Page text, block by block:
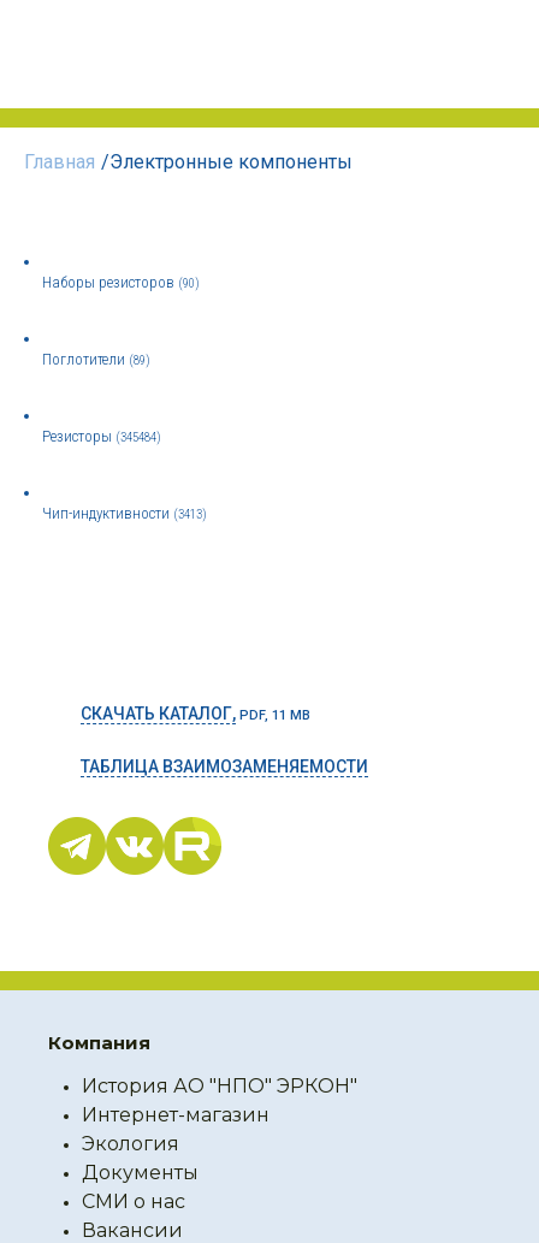
Главная /Электронные компоненты
Наборы резисторов (90)
Поглотители (89)
Резисторы (345484)
Чип-индуктивности (3413)
СКАЧАТЬ КАТАЛОГ, PDF, 11 MB
ТАБЛИЦА ВЗАИМОЗАМЕНЯЕМОСТИ
Компания
История АО "НПО" ЭРКОН"
Интернет-магазин
Экология
Документы
СМИ о нас
Вакансии